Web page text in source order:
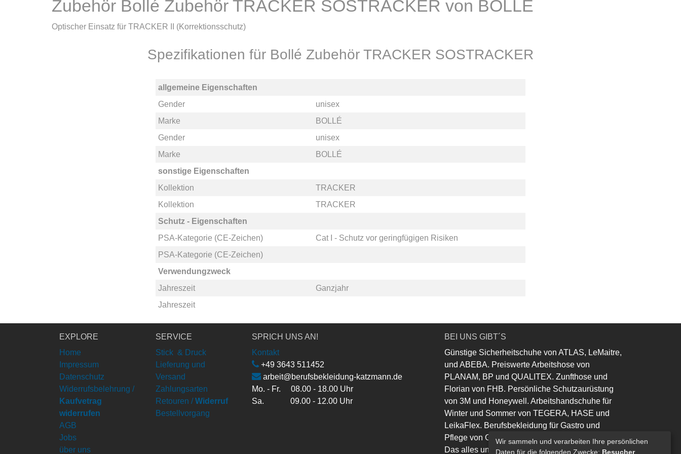
Zubehör Bollé Zubehör TRACKER SOSTRACKER von BOLLÉ
Optischer Einsatz für TRACKER II (Korrektionsschutz)
Spezifikationen für Bollé Zubehör TRACKER SOSTRACKER
allgemeine Eigenschaften
Gender
unisex
Marke
BOLLÉ
Gender
unisex
Marke
BOLLÉ
sonstige Eigenschaften
Kollektion
TRACKER
Kollektion
TRACKER
Schutz - Eigenschaften
PSA-Kategorie (CE-Zeichen)
Cat I - Schutz vor geringfügigen Risiken
PSA-Kategorie (CE-Zeichen)
Verwendungzweck
Jahreszeit
Ganzjahr
Jahreszeit
EXPLORE
Home
Impressum
Datenschutz
Widerrufsbelehrung /
Kaufvetrag
widerrufen
AGB
Jobs
über uns
SERVICE
Stick & Druck
Lieferung und
Versand
Zahlungsarten
Retouren / Widerruf
Bestellvorgang
SPRICH UNS AN!
Kontakt
+49 3643 511452
arbeit@berufsbekleidung-katzmann.de
Mo. - Fr. 08.00 - 18.00 Uhr
Sa. 09.00 - 12.00 Uhr
BEI UNS GIBT´S
Günstige Sicherheitschuhe von ATLAS, LeMaitre,
und ABEBA. Preiswerte Arbeitshose von
PLANAM, BP und QUALITEX. Zunfthose und
Florian von FHB. Persönliche Schutzaurüstung
von 3M und Honeywell. Arbeitshandschuhe für
Winter und Sommer von TEGERA, HASE und
LeikaFlex. Berufsbekleidung für Gastro und
Pflege von Greiff und Leiber.
Das alles und noch viel mehr......
Wir sammeln und verarbeiten Ihre persönlichen
Daten für die folgenden Zwecke: Besucher